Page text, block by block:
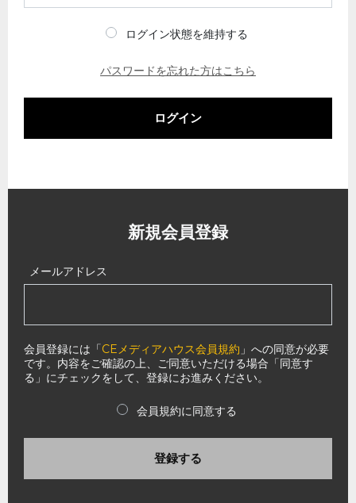
ログイン状態を維持する
パスワードを忘れた方はこちら
ログイン
新規会員登録
メールアドレス
会員登録には「CEメディアハウス会員規約 」への同意が必要
です。内容をご確認の上、ご同意いただける場合「同意す
る」にチェックをして、登録にお進みください。
会員規約に同意する
登録する